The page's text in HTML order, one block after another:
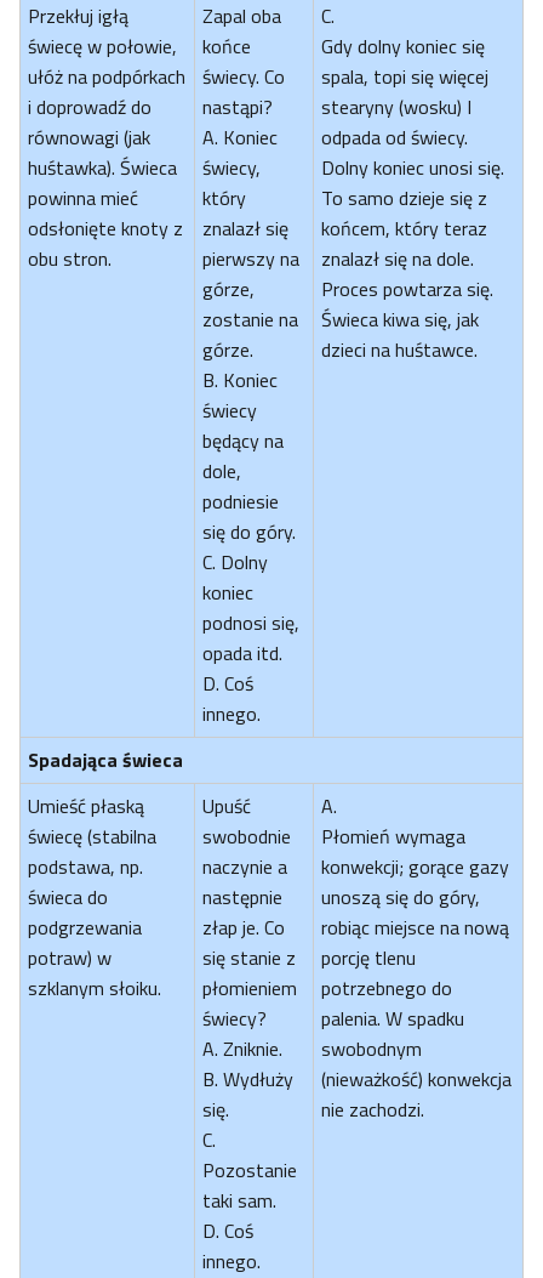
Przekłuj igłą
świecę w połowie,
ułóż na podpórkach
i doprowadź do
równowagi (jak
huśtawka). Świeca
powinna mieć
odsłonięte knoty z
obu stron.
Zapal oba
końce
świecy. Co
nastąpi?
A. Koniec
świecy,
który
znalazł się
pierwszy na
górze,
zostanie na
górze.
B. Koniec
świecy
będący na
dole,
podniesie
się do góry.
C. Dolny
koniec
podnosi się,
opada itd.
D. Coś
innego.
C.
Gdy dolny koniec się
spala, topi się więcej
stearyny (wosku) I
odpada od świecy.
Dolny koniec unosi się.
To samo dzieje się z
końcem, który teraz
znalazł się na dole.
Proces powtarza się.
Świeca kiwa się, jak
dzieci na huśtawce.
Spadająca świeca
Umieść płaską
świecę (stabilna
podstawa, np.
świeca do
podgrzewania
potraw) w
szklanym słoiku.
Upuść
swobodnie
naczynie a
następnie
złap je. Co
się stanie z
płomieniem
świecy?
A. Zniknie.
B. Wydłuży
się.
C.
Pozostanie
taki sam.
D. Coś
innego.
A.
Płomień wymaga
konwekcji; gorące gazy
unoszą się do góry,
robiąc miejsce na nową
porcję tlenu
potrzebnego do
palenia. W spadku
swobodnym
(nieważkość) konwekcja
nie zachodzi.